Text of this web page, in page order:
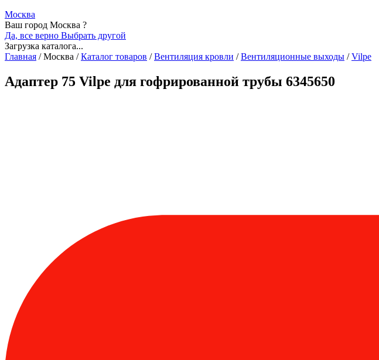
Москва
Ваш город Москва ?
Да, все верно Выбрать другой
Загрузка каталога...
Главная /Москва / Каталог товаров / Вентиляция кровли / Вентиляционные выходы / Vilpe
Адаптер 75 Vilpe для гофрированной трубы 6345650